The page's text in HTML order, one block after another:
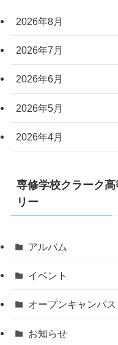
2026年8月
2026年7月
2026年6月
2026年5月
2026年4月
専修学校クラーク
リー
アルバム
イベント
オープンキャンパス
お知らせ